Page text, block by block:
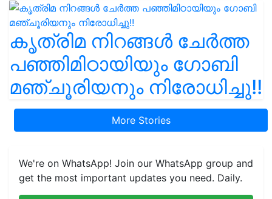
കൃത്രിമ നിറങ്ങൾ ചേർത്ത
പഞ്ഞിമിഠായിയും ഗോബി
മഞ്ചൂരിയനും നിരോധിച്ചു!!
More Stories
We're on WhatsApp! Join our WhatsApp group and
get the most important updates you need. Daily.